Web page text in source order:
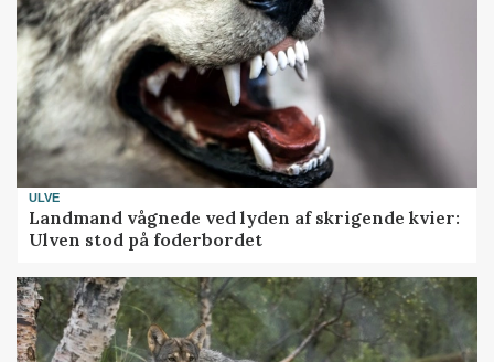
ULVE
Landmand vågnede ved lyden af skrigende kvier:
Ulven stod på foderbordet